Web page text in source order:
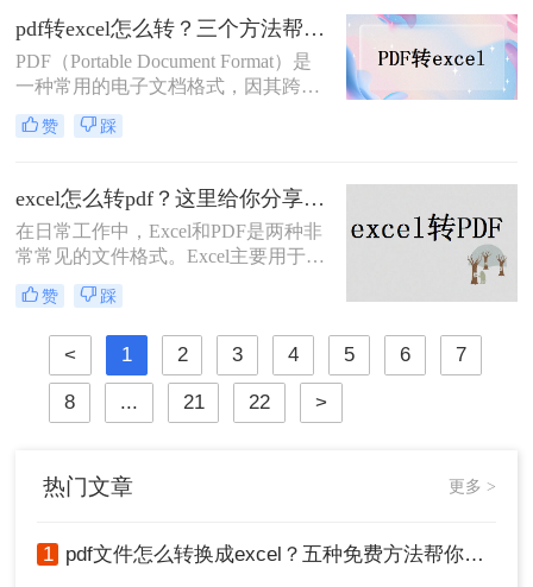
为了首选。那么如何将excel转pdf文件
格式呢？本文将详细介绍几种将Excel
文件转换为PDF文件的方法，帮助用
户轻松实现这一转换过程。
pdf转excel怎么转？三个方法帮你解决！
PDF（Portable Document Format）是
一种常用的电子文档格式，因其跨平
台、易于分享和阅读的特点而被广泛
使用。而Excel是一种电子表格软件，
等领域。有时候，我们需要将PDF文
件转换为Excel格式，以便进行更深入
的数据分析和处理。那么pdf转excel怎
么转呢？本文将介绍三种简便高效的
方法来实现PDF转Excel，并探讨相关
注意事项，帮助您顺利完成转换任
务。
赞 踩
excel怎么转pdf？这里给你分享这二种操作方法！
在日常工作中，Excel和PDF是两种非
常常见的文件格式。Excel主要用于数
据管理和分析，而PDF则因其不可编
辑和跨平台的特性，常用于文档分享
和打印。有时，您可能希望将Excel文
件转换为PDF格式，以便在不需要修
改内容的情况下分享或打印文档。本
文将指导您excel怎么转pdf，并介绍两
赞 踩
< 1 2 3 4 5 6 7
8 ... 21 22 >
热门文章 更多 >
1 pdf文件怎么转换成excel？五种免费方法帮你解决！